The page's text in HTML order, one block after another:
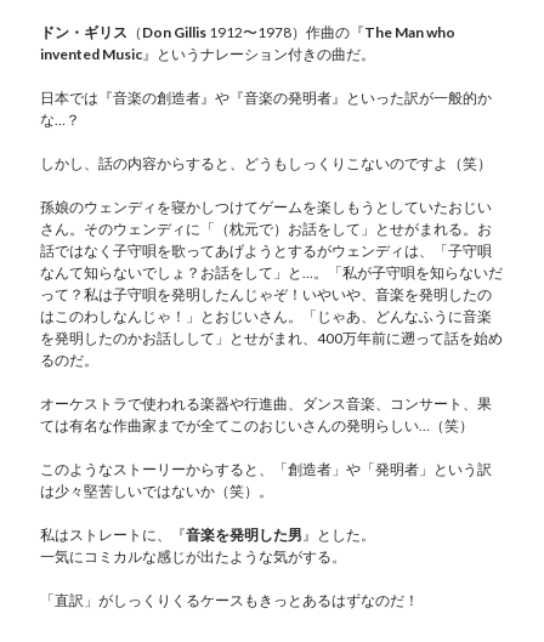
ドン・ギリス （ Don Gillis 1912〜1978）作曲の『The Man who
invented Music』というナレーション付きの曲だ。
日本では『音楽の創造者』や『音楽の発明者』といった訳が一般的か
な…？
しかし、話の内容からすると、どうもしっくりこないのですよ（笑）
孫娘のウェンディを寝かしつけてゲームを楽しもうとしていたおじい
さん。そのウェンディに「（枕元で）お話をして」とせがまれる。お
話ではなく子守唄を歌ってあげようとするがウェンディは、「子守唄
なんて知らないでしょ？お話をして」と…。「私が子守唄を知らないだ
って？私は子守唄を発明したんじゃぞ！いやいや、音楽を発明したの
はこのわしなんじゃ！」とおじいさん。「じゃあ、どんなふうに音楽
を発明したのかお話しして」とせがまれ、400万年前に遡って話を始め
るのだ。
オーケストラで使われる楽器や行進曲、ダンス音楽、コンサート、果
ては有名な作曲家までが全てこのおじいさんの発明らしい…（笑）
このようなストーリーからすると、「創造者」や「発明者」という訳
は少々堅苦しいではないか（笑）。
私はストレートに、『音楽を発明した男』とした。
一気にコミカルな感じが出たような気がする。
「直訳」がしっくりくるケースもきっとあるはずなのだ！